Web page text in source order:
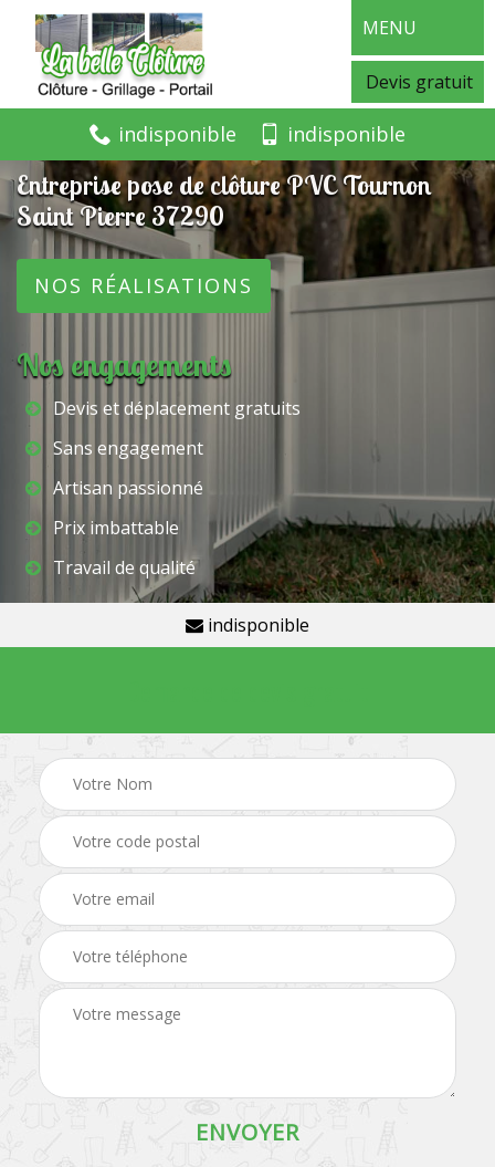
MENU
Devis gratuit
indisponible indisponible
Entreprise pose de clôture PVC Tournon
Saint Pierre 37290
NOS RÉALISATIONS
Nos engagements
Devis et déplacement gratuits
Sans engagement
Artisan passionné
Prix imbattable
Travail de qualité
indisponible